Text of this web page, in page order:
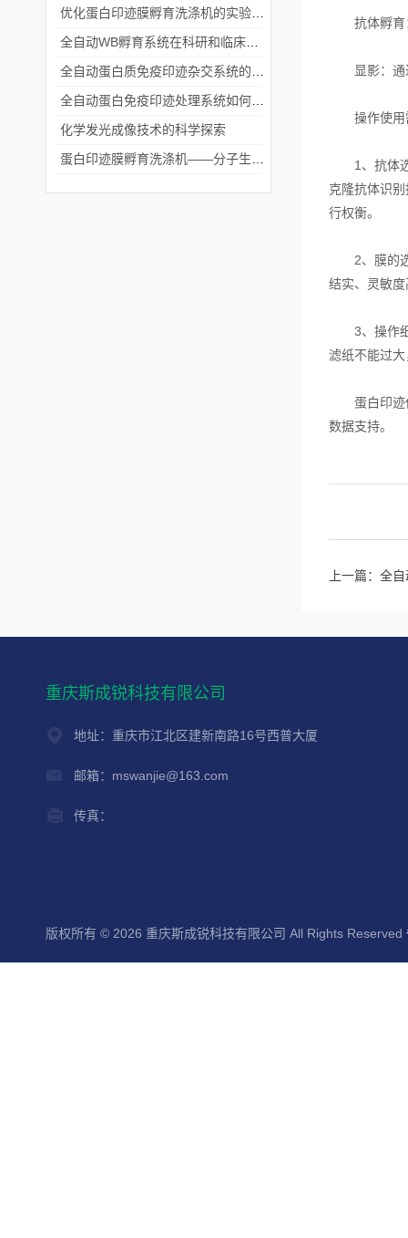
化学发光成像技术的科学探索
抗体孵育：
显影：通过
操作使用
1、抗体选
克隆抗体识
行权衡。
2、膜的选
结实、灵敏
3、操作细
滤纸不能过
蛋白印迹仪
数据支持。
上一篇： 全自
重庆斯成锐科技有限公司
地址：重庆市江北区建新南路16号西普大厦
邮箱：mswanjie@163.com
传真：
版权所有 © 2026 重庆斯成锐科技有限公司 All Rights Reserved